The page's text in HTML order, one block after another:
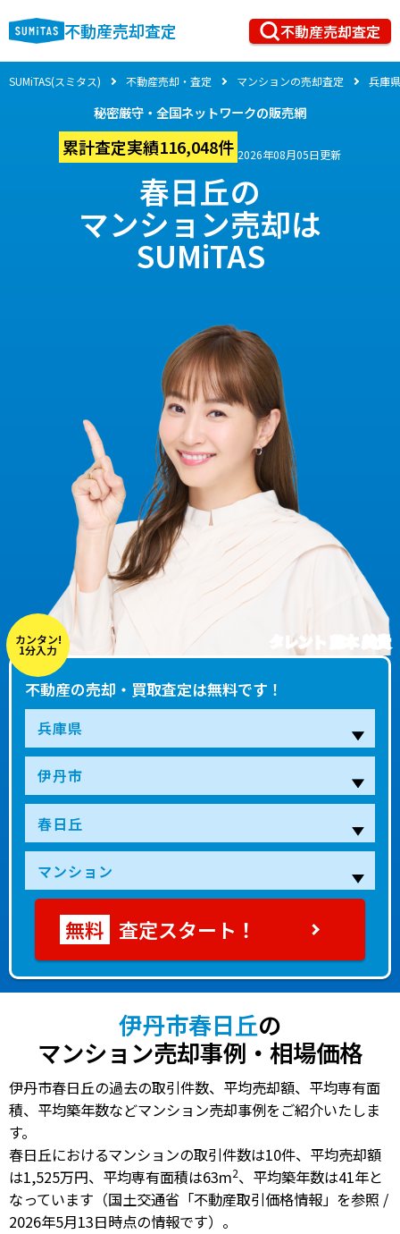
不動産売却査定 不動産売却査定
SUMiTAS(スミタス) 不動産売却・査定 マンションの売却査定 兵庫県
秘密厳守・全国ネットワークの販売網
累計査定実績116,048件 2026年08月05日更新
春日丘の
マンション売却は
SUMiTAS
タレント 藤本 美貴
カンタン!
1分入力
不動産の売却・買取査定は無料です！
査定スタート！
伊丹市春日丘の
マンション売却事例・相場価格
伊丹市春日丘の過去の取引件数、平均売却額、平均専有面
積、平均築年数などマンション売却事例をご紹介いたしま
す。
春日丘におけるマンションの取引件数は10件、 平均売却額
は1,525万円、 平均専有面積は63m2、 平均築年数は41年と
なっています（国土交通省「不動産取引価格情報」を参照 /
2026年5月13日時点の情報です）。